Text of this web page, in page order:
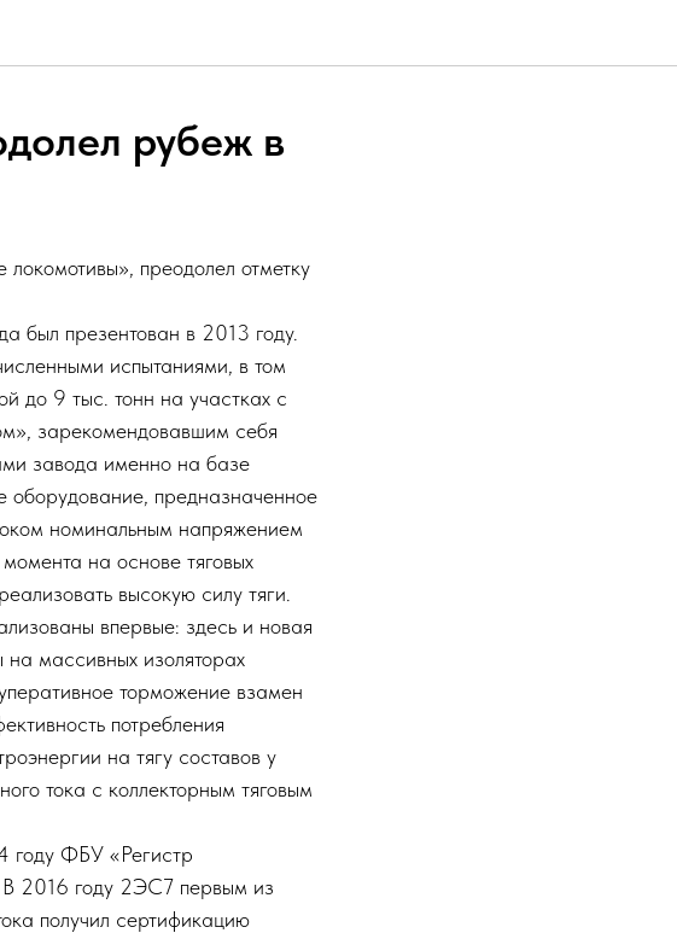
рубеж в
преодолел отметку
был презентован в 2013 году.
испытаниями, в том
до 9 тыс. тонн на участках с
зарекомендовавшим себя
завода именно на базе
оборудование, предназначенное
номинальным напряжением
на основе тяговых
высокую силу тяги.
впервые: здесь и новая
на массивных изоляторах
торможение взамен
потребления
на тягу составов у
тока с коллекторным тяговым
году ФБУ «Регистр
В 2016 году 2ЭС7 первым из
получил сертификацию